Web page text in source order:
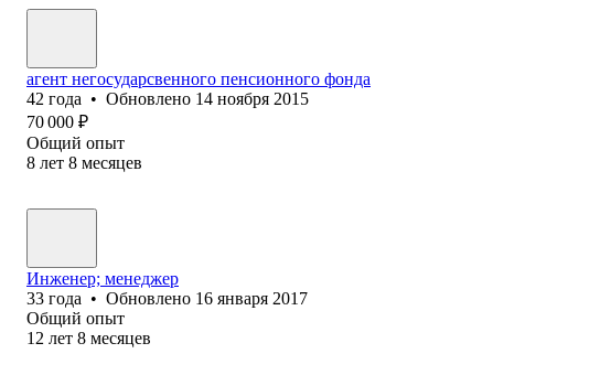
агент негосударсвенного пенсионного фонда
42 года • Обновлено 14 ноября 2015
70 000 ₽
Общий опыт
8 лет 8 месяцев
Инженер; менеджер
33 года • Обновлено 16 января 2017
Общий опыт
12 лет 8 месяцев